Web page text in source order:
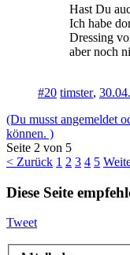
Hast Du
Ich habe
Dressing
aber noch
#20 timster,
(Du musst angemeldet
können. )
Seite 2 von 5
< Zurück 1 2 3 4 5
Diese Seite
Tweet